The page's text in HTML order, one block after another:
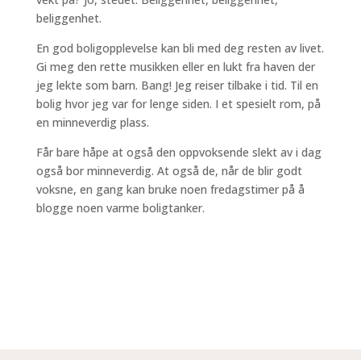
beliggenhet.
En god boligopplevelse kan bli med deg resten av livet.
Gi meg den rette musikken eller en lukt fra haven der
jeg lekte som barn. Bang! Jeg reiser tilbake i tid. Til en
bolig hvor jeg var for lenge siden. I et spesielt rom, på
en minneverdig plass.
Får bare håpe at også den oppvoksende slekt av i dag
også bor minneverdig. At også de, når de blir godt
voksne, en gang kan bruke noen fredagstimer på å
blogge noen varme boligtanker.